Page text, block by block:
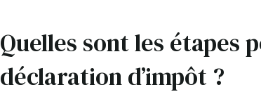
Quelles sont les étapes
déclaration d’impôt ?